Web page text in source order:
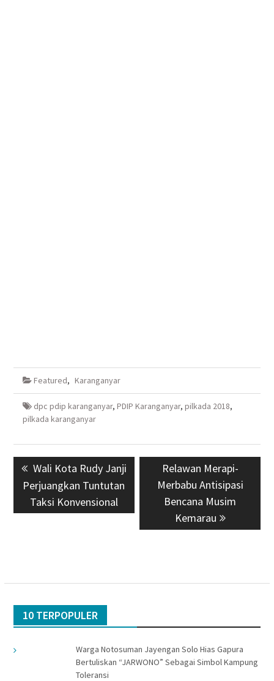
Featured, Karanganyar
dpc pdip karanganyar, PDIP Karanganyar, pilkada 2018,
pilkada karanganyar
Navigasi
pos Previous
post:
Wali Kota Rudy Janji
Perjuangkan Tuntutan
Taksi Konvensional
Next
post:
Relawan Merapi-
Merbabu Antisipasi
Bencana Musim
Kemarau
10 TERPOPULER
Warga Notosuman Jayengan Solo Hias Gapura
Bertuliskan “JARWONO” Sebagai Simbol Kampung
Toleransi